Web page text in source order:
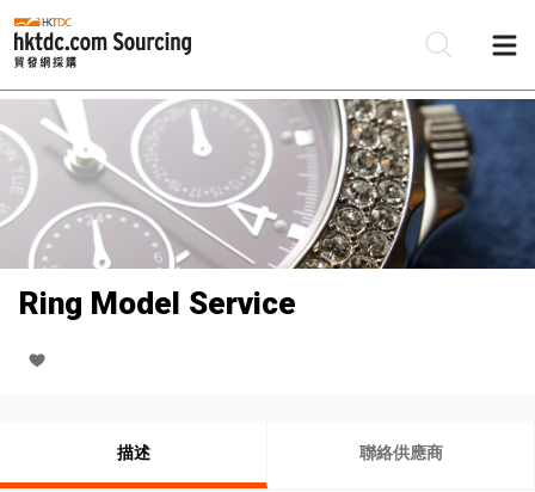
Ring Model Service
描述 聯絡供應商